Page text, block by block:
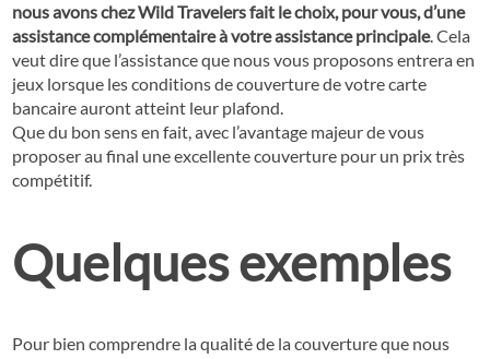
nous avons chez Wild Travelers fait le choix, pour vous, d’une
assistance complémentaire à votre assistance principale. Cela
veut dire que l’assistance que nous vous proposons entrera en
jeux lorsque les conditions de couverture de votre carte
bancaire auront atteint leur plafond.
Que du bon sens en fait, avec l’avantage majeur de vous
proposer au final une excellente couverture pour un prix très
compétitif.
Quelques exemples
Pour bien comprendre la qualité de la couverture que nous